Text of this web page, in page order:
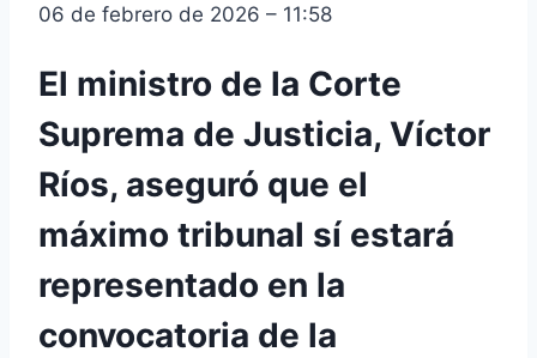
06 de febrero de 2026 – 11:58
El ministro de la Corte
Suprema de Justicia, Víctor
Ríos, aseguró que el
máximo tribunal sí estará
representado en la
convocatoria de la